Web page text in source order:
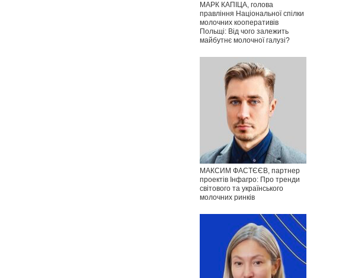
МАРК КАПІЦА, голова
правління Національної спілки
молочних кооперативів
Польщі: Від чого залежить
майбутнє молочної галузі?
МАКСИМ ФАСТЄЄВ, партнер
проектів Інфагро: Про тренди
світового та українського
молочних ринків